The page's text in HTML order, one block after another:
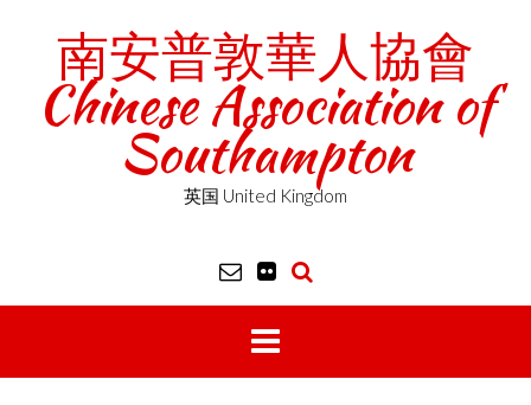
南安普敦華人協會
Chinese Association of
Southampton
英国 United Kingdom